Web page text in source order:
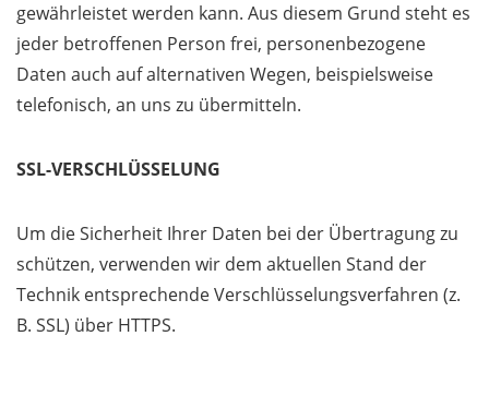
gewährleistet werden kann. Aus diesem Grund steht es
jeder betroffenen Person frei, personenbezogene
Daten auch auf alternativen Wegen, beispielsweise
telefonisch, an uns zu übermitteln.
SSL-VERSCHLÜSSELUNG
Um die Sicherheit Ihrer Daten bei der Übertragung zu
schützen, verwenden wir dem aktuellen Stand der
Technik entsprechende Verschlüsselungsverfahren (z.
B. SSL) über HTTPS.